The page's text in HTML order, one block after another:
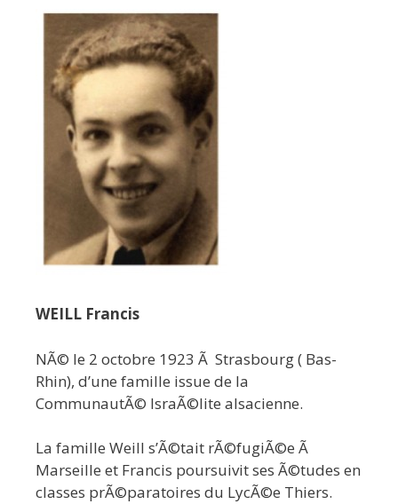
WEILL Francis
NÃ© le 2 octobre 1923 Ã Strasbourg ( Bas-
Rhin), d’une famille issue de la
CommunautÃ© IsraÃ©lite alsacienne.
La famille Weill s’Ã©tait rÃ©fugiÃ©e Ã
Marseille et Francis poursuivit ses Ã©tudes en
classes prÃ©paratoires du LycÃ©e Thiers.